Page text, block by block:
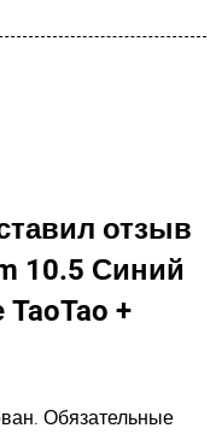
отзыв
10.5 Синий
+
Обязательные